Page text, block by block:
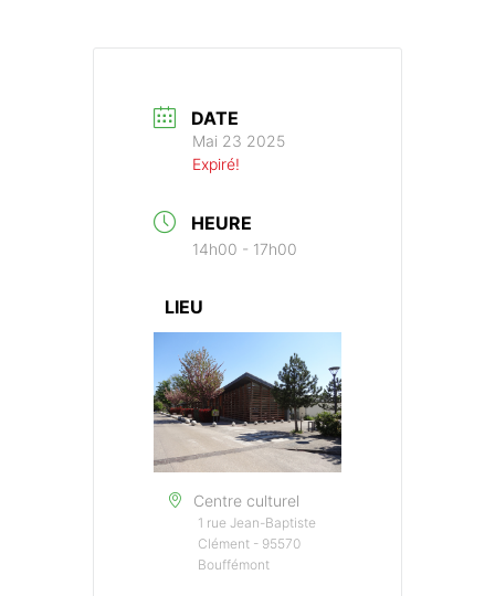
DATE
Mai 23 2025
Expiré!
HEURE
14h00 - 17h00
LIEU
Centre culturel
1 rue Jean-Baptiste
Clément - 95570
Bouffémont